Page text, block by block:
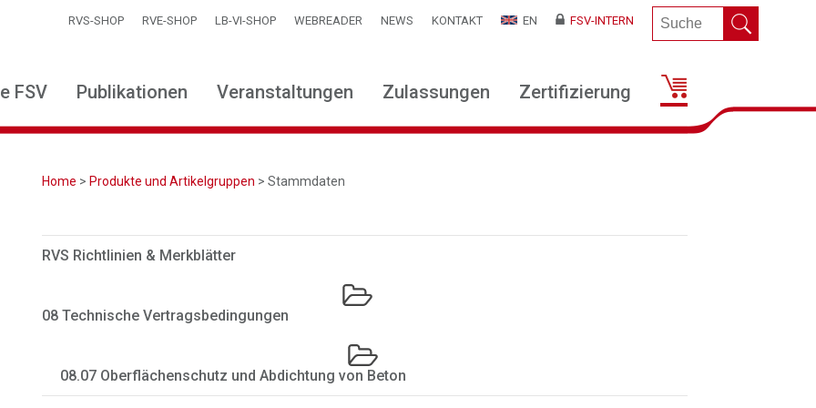
RVS-SHOP RVE-SHOP LB-VI-SHOP WEBREADER NEWS KONTAKT EN FSV-INTERN
FSV Publikationen Veranstaltungen Zulassungen Zertifizierung
Home > Produkte und Artikelgruppen > Stammdaten
RVS Richtlinien & Merkblätter
08 Technische Vertragsbedingungen
08.07 Oberflächenschutz und Abdichtung von Beton